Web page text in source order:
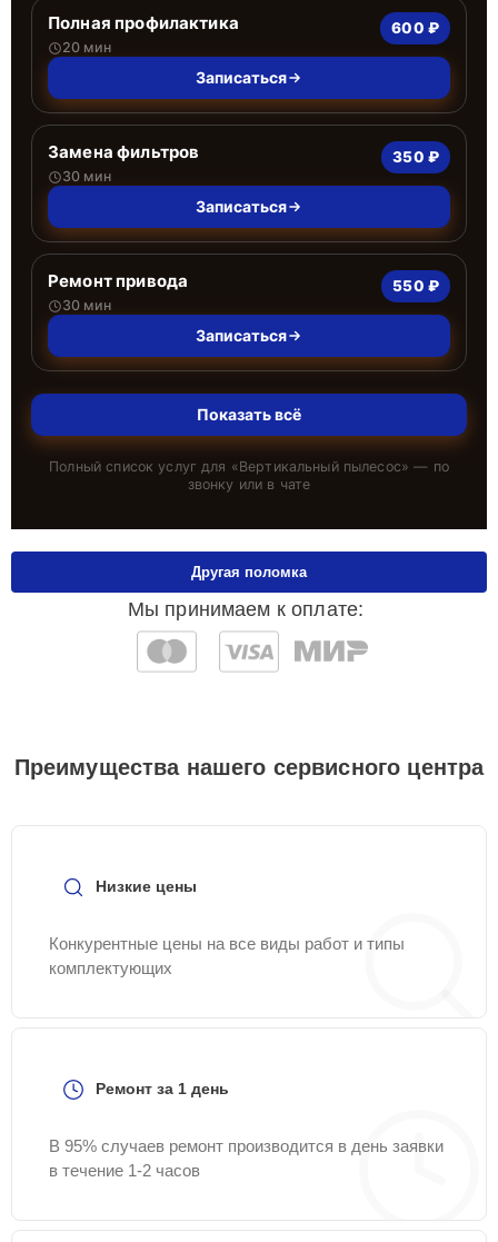
Полная профилактика
20 мин
600 ₽
Записаться
Замена фильтров
30 мин
350 ₽
Записаться
Ремонт привода
30 мин
550 ₽
Записаться
Показать всё
Полный список услуг для «Вертикальный пылесос» — по
звонку или в чате
Мы принимаем к оплате:
Другая поломка
Преимущества нашего сервисного центра
Низкие цены
Конкурентные цены на все виды работ и типы
комплектующих
Ремонт за 1 день
В 95% случаев ремонт производится в день заявки
в течение 1-2 часов